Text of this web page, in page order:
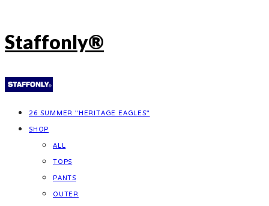
Staffonly®
26 SUMMER "HERITAGE EAGLES"
SHOP
ALL
TOPS
PANTS
OUTER